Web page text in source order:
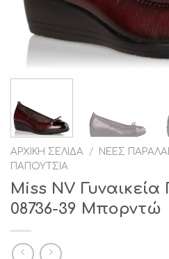
ΑΡΧΙΚΉ ΣΕΛΊΔΑ / ΝΈΕΣ
ΠΑΠΟΎΤΣΙΑ
Miss NV
08736-39 Μπορντώ